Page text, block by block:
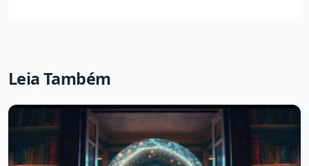
Leia Também